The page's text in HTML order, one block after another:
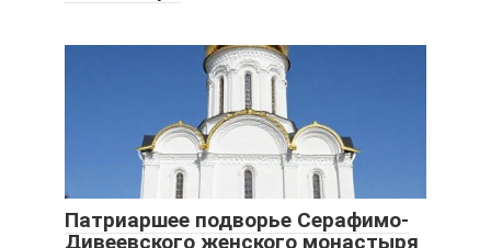
Патриаршее подворье Серафимо-
Дивеевского женского монастыря